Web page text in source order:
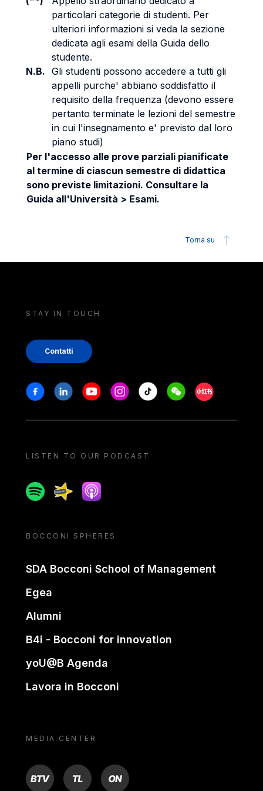
particolari categorie di studenti. Per
ulteriori informazioni si veda la sezione
dedicata agli esami della Guida dello
studente.
N.B. Gli studenti possono accedere a tutti gli
appelli purche' abbiano soddisfatto il
requisito della frequenza (devono essere
pertanto terminate le lezioni del semestre
in cui l'insegnamento e' previsto dal loro
piano studi)
Per l'accesso alle prove parziali pianificate
al termine di ciascun semestre di didattica
sono previste limitazioni. Consultare la
Guida all'Università > Esami.
Torna su
STAY IN TOUCH
Contatti
Stay in touch
FacebookLinkedinYoutubeInstagram
Tiktok WeechatXiaohongshu/
LISTEN TO OUR PODCAST
SpotifySpreakerApple podcast
BOCCONI SPHERES
SDA Bocconi School of Management
Egea
Alumni
B4i - Bocconi for innovation
yoU@B Agenda
Lavora in Bocconi
MEDIA CENTER
BTV TL ON